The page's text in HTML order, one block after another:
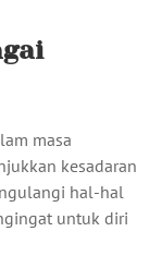
masa
kesadaran
hal-hal
untuk diri